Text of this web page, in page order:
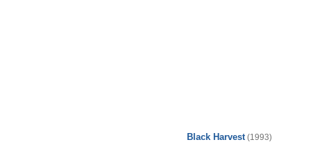
Black Harvest (1993)